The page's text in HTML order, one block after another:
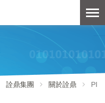
詮鼎集團 關於詮鼎 PI